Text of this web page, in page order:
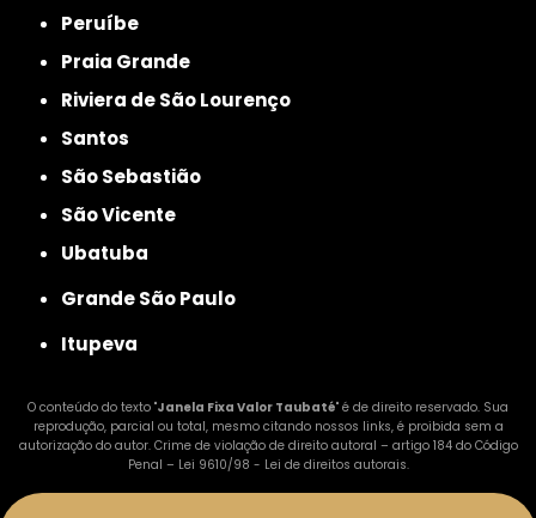
Peruíbe
Praia Grande
Riviera de São Lourenço
Santos
São Sebastião
São Vicente
Ubatuba
Grande São Paulo
Itupeva
O conteúdo do texto "Janela Fixa Valor Taubaté" é de direito reservado. Sua
reprodução, parcial ou total, mesmo citando nossos links, é proibida sem a
autorização do autor. Crime de violação de direito autoral – artigo 184 do Código
Penal – Lei 9610/98 - Lei de direitos autorais.